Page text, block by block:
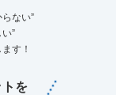
ない”
”
す！
を